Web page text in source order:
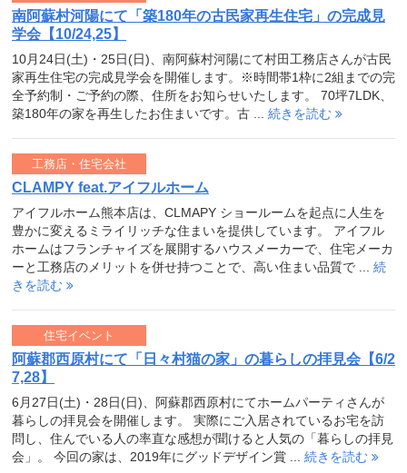
南阿蘇村河陽にて「築180年の古民家再生住宅」の完成見
学会【10/24,25】
10月24日(土)・25日(日)、南阿蘇村河陽にて村田工務店さんが古民
家再生住宅の完成見学会を開催します。※時間帯1枠に2組までの完
全予約制・ご予約の際、住所をお知らせいたします。 70坪7LDK、
築180年の家を再生したお住まいです。古 ... 続きを読む
CLAMPY feat.アイフルホーム
アイフルホーム熊本店は、CLMAPY ショールームを起点に人生を
豊かに変えるミライリッチな住まいを提供しています。 アイフル
ホームはフランチャイズを展開するハウスメーカーで、住宅メーカ
ーと工務店のメリットを併せ持つことで、高い住まい品質で ... 続
きを読む
工務店・住宅会社
阿蘇郡西原村にて「日々村猫の家」の暮らしの拝見会【6/2
7,28】
6月27日(土)・28日(日)、阿蘇郡西原村にてホームパーティさんが
暮らしの拝見会を開催します。 実際にご入居されているお宅を訪
問し、住んでいる人の率直な感想が聞けると人気の「暮らしの拝見
会」。 今回の家は、2019年にグッドデザイン賞 ... 続きを読む
住宅イベント